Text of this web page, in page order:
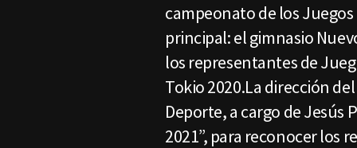
campeonato de los Juegos
principal: el gimnasio
los representantes de
Tokio 2020.La dirección
Deporte, a cargo de Jesús
2021”, para reconocer los